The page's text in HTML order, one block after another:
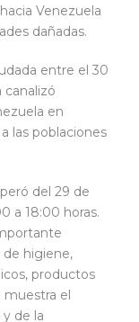
Venezuela
dañadas.
entre el 30
canalizó
en
las poblaciones
del 29 de
a 18:00 horas.
higiene,
productos
muestra el
de la